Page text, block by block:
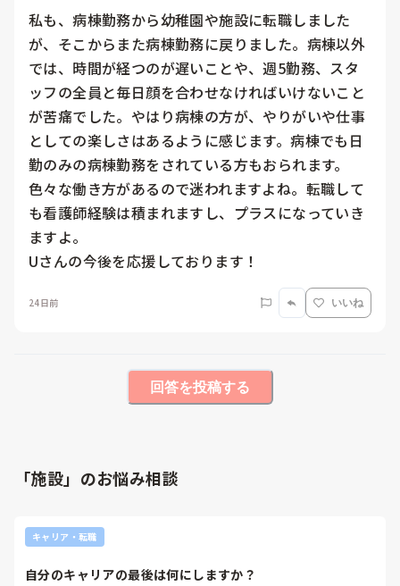
私も、病棟勤務から幼稚園や施設に転職しました
が、そこからまた病棟勤務に戻りました。病棟以外
では、時間が経つのが遅いことや、週5勤務、スタ
ッフの全員と毎日顔を合わせなければいけないこと
が苦痛でした。やはり病棟の方が、やりがいや仕事
としての楽しさはあるように感じます。病棟でも日
勤のみの病棟勤務をされている方もおられます。
色々な働き方があるので迷われますよね。転職して
も看護師経験は積まれますし、プラスになっていき
ますよ。
Uさんの今後を応援しております！
24日前 いいね
回答を投稿する
「施設」のお悩み相談
キャリア・転職
自分のキャリアの最後は何にしますか？